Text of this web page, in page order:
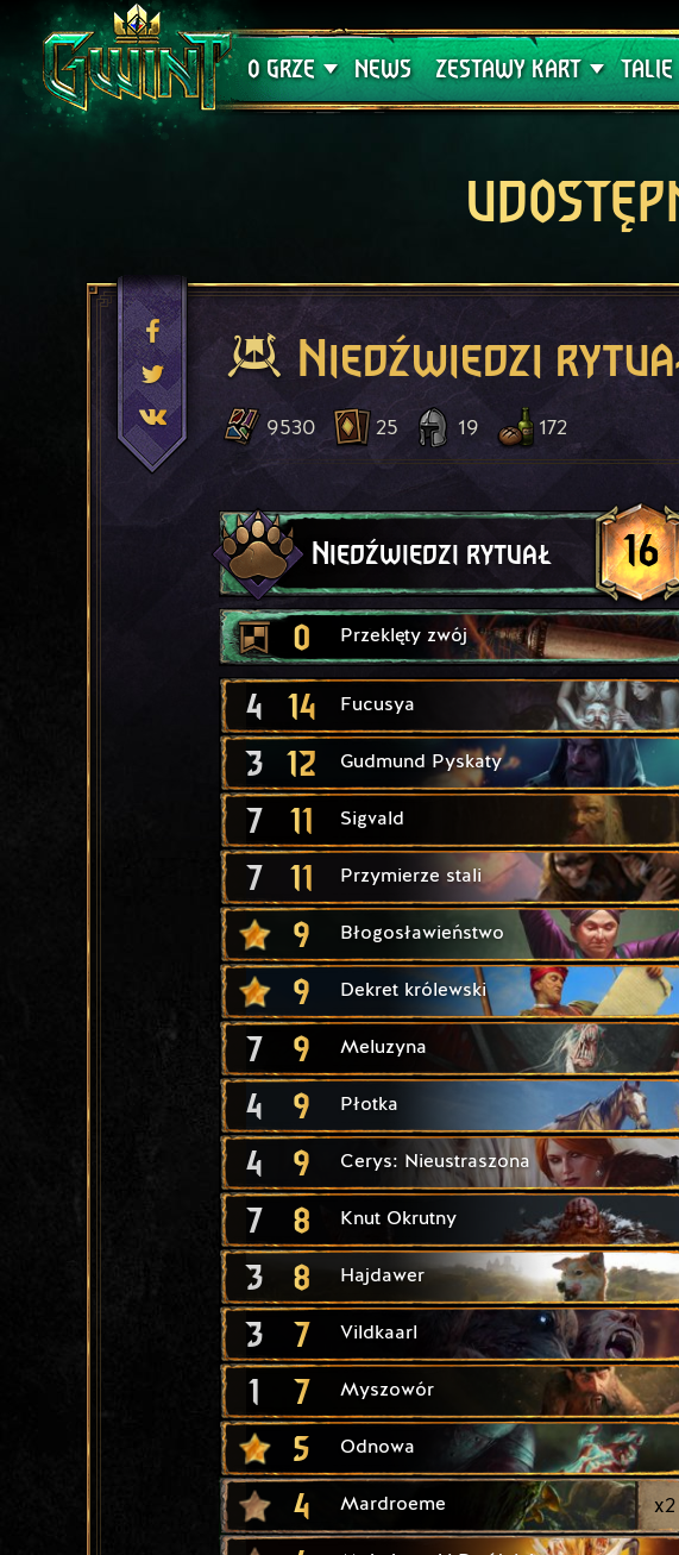
O GRZE
Wsparcie techniczne
NEWS ZESTAWY KART
Krwawa Klątwa
TALIE
Niedźwiedzi
9530 25 19 172
Niedźwiedzi rytuał 16
0 Przeklęty zwój
4 14 Fucusya
3 12 Gudmund Pyskaty
7 11 Sigvald
7 11 Przymierze stali
9 Błogosławieństwo
9 Dekret królewski
7 9 Meluzyna
4 9 Płotka
4 9 Cerys: Nieustraszona
7 8 Knut Okrutny
3 8 Hajdawer
3 7 Vildkaarl
1 7 Myszowór
5 Odnowa
4 Mardroeme x2